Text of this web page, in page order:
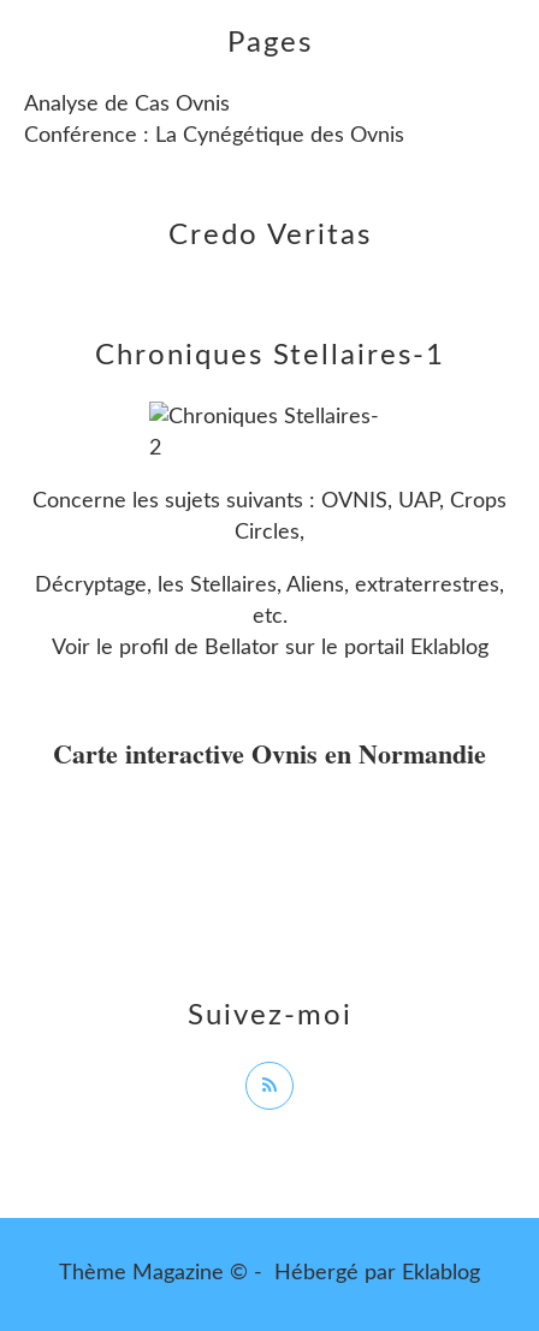
Pages
Analyse de Cas Ovnis
Conférence : La Cynégétique des Ovnis
Suivez-moi
Credo Veritas
Chroniques Stellaires-1
Concerne les sujets suivants : OVNIS, UAP, Crops
Circles,
Décryptage, les Stellaires, Aliens, extraterrestres,
etc.
Voir le profil de Bellator sur le portail Eklablog
Carte interactive Ovnis en Normandie
Thème Magazine © - Hébergé par Eklablog